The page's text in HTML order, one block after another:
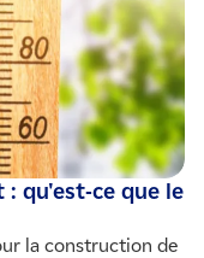
qu'est-ce que le
la construction de